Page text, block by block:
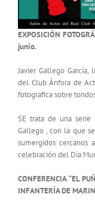
EXPOSICIÓN
junio.
Javier Gallego
del Club Ánfora de
fotografica sobre
SE trata de una serie
Gallego , con la que
sumergidos
celebración del Día
CONFERENCIA “EL
INFANTERÍA DE